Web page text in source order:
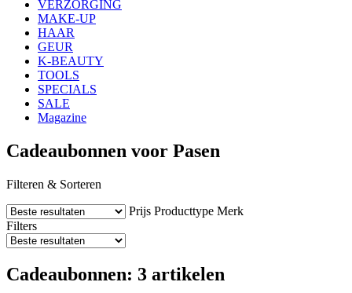
VERZORGING
MAKE-UP
HAAR
GEUR
K-BEAUTY
TOOLS
SPECIALS
SALE
Magazine
Cadeaubonnen voor Pasen
Filteren & Sorteren
Prijs Producttype Merk
Filters
Cadeaubonnen: 3 artikelen